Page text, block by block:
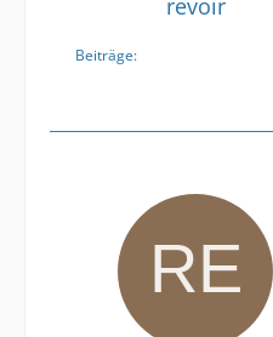
revoir
Beiträge